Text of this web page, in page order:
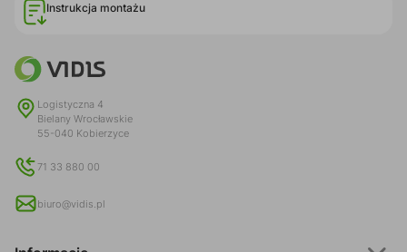
Instrukcja montażu
Logistyczna 4
Bielany Wrocławskie
55-040 Kobierzyce
71 33 880 00
biuro@vidis.pl